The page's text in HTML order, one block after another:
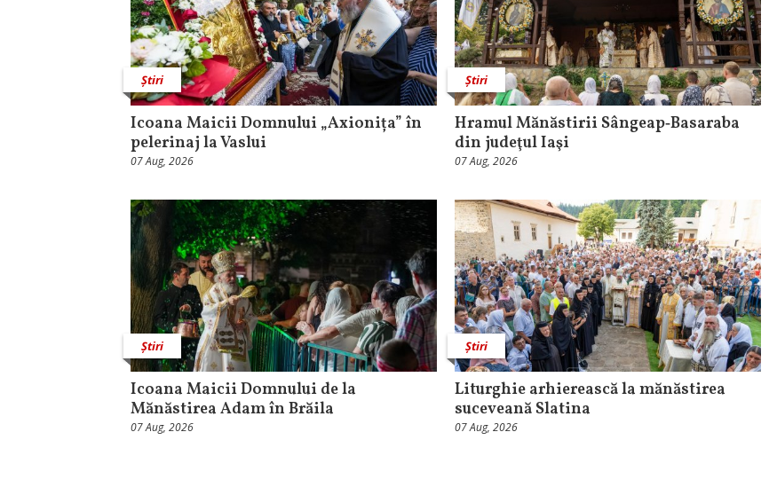
Știri
Icoana Maicii Domnului „Axionița” în
pelerinaj la Vaslui
07 Aug, 2026
Știri
Hramul Mănăstirii Sângeap‑Basaraba
din judeţul Iaşi
07 Aug, 2026
Știri
Icoana Maicii Domnului de la
Mănăstirea Adam în Brăila
07 Aug, 2026
Știri
Liturghie arhierească la mănăstirea
suceveană Slatina
07 Aug, 2026